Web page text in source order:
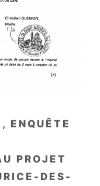
, ENQUÊTE
PROJET
DES-